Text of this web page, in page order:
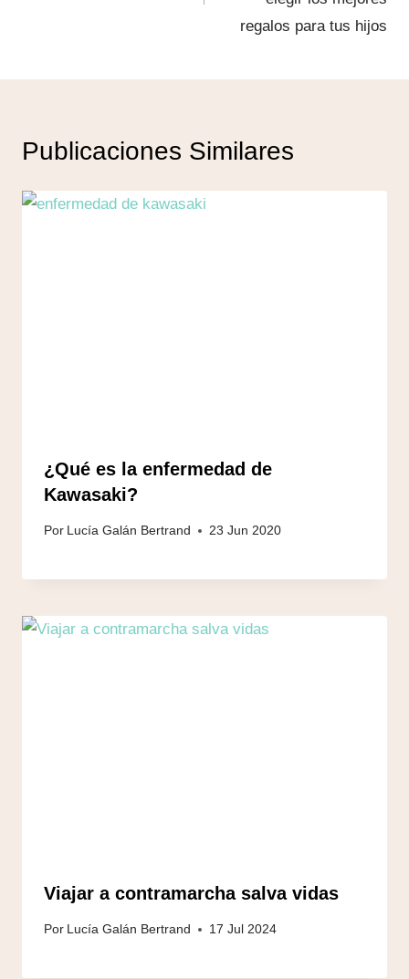
regalos para tus hijos
Publicaciones Similares
¿Qué es la enfermedad de
Kawasaki?
Por Lucía Galán Bertrand 23 Jun 2020
Viajar a contramarcha salva vidas
Por Lucía Galán Bertrand 17 Jul 2024